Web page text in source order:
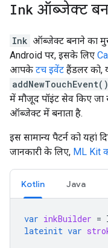
Ink ऑब्जेक्ट
Ink ऑब्जेक्ट बनाने का
Android पर, इसके लिए
आपके टच इवेंट हैंडलर को,
addNewTouchEvent()
में मौजूद पॉइंट सेव किए जा
ऑब्जेक्ट में बनाता है.
इस सामान्य पैटर्न को यहां
जानकारी के लिए, ML Kit
Kotlin Java
var inkBuilder =
lateinit var